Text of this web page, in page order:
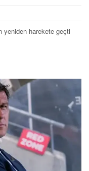
yeniden harekete geçti